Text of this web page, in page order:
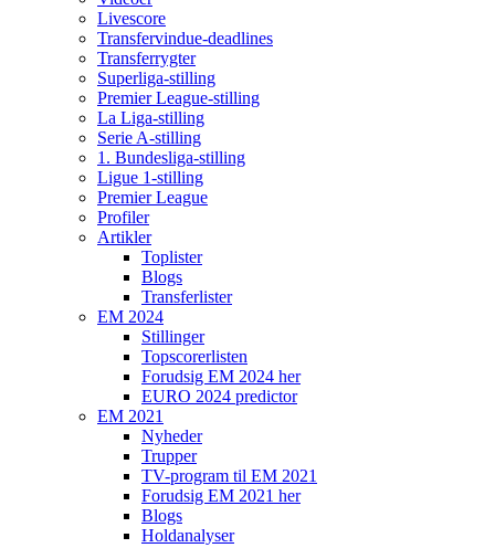
Livescore
Transfervindue-deadlines
Transferrygter
Superliga-stilling
Premier League-stilling
La Liga-stilling
Serie A-stilling
1. Bundesliga-stilling
Ligue 1-stilling
Premier League
Profiler
Artikler
Toplister
Blogs
Transferlister
EM 2024
Stillinger
Topscorerlisten
Forudsig EM 2024 her
EURO 2024 predictor
EM 2021
Nyheder
Trupper
TV-program til EM 2021
Forudsig EM 2021 her
Blogs
Holdanalyser